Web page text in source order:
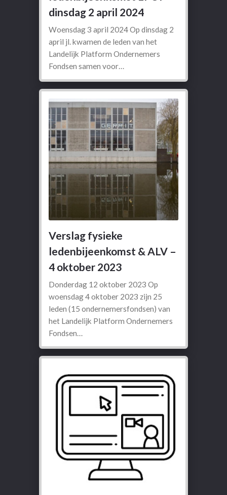
dinsdag 2 april 2024
Woensdag 3 april 2024 Op dinsdag 2
april jl. kwamen de leden van het
Landelijk Platform Ondernemers
Fondsen samen voor…
Verslag fysieke
ledenbijeenkomst & ALV –
4 oktober 2023
Donderdag 12 oktober 2023 Op
woensdag 4 oktober 2023 zijn 25
leden (15 ondernemersfondsen) van
het Landelijk Platform Ondernemers
Fondsen…